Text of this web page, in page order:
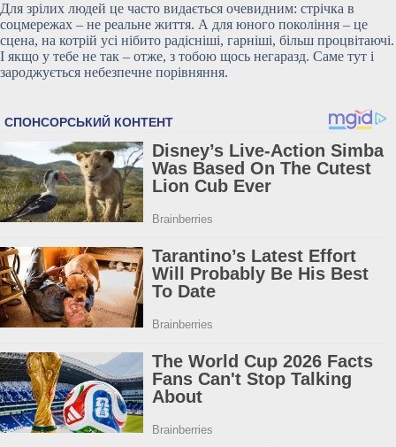
Для зрілих людей це часто видається очевидним: стрічка в
соцмережах – не реальне життя. А для юного покоління – це
сцена, на котрій усі нібито радісніші, гарніші, більш процвітаючі.
І якщо у тебе не так – отже, з тобою щось негаразд. Саме тут і
зароджується небезпечне порівняння.